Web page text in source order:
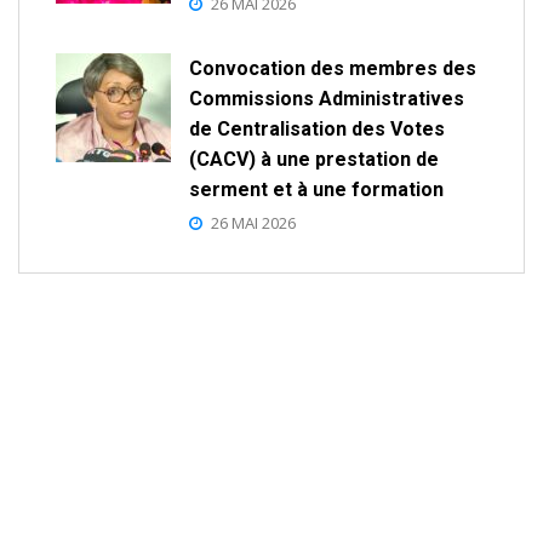
Convocation des membres des
Commissions Administratives
de Centralisation des Votes
(CACV) à une prestation de
serment et à une formation
26 MAI 2026